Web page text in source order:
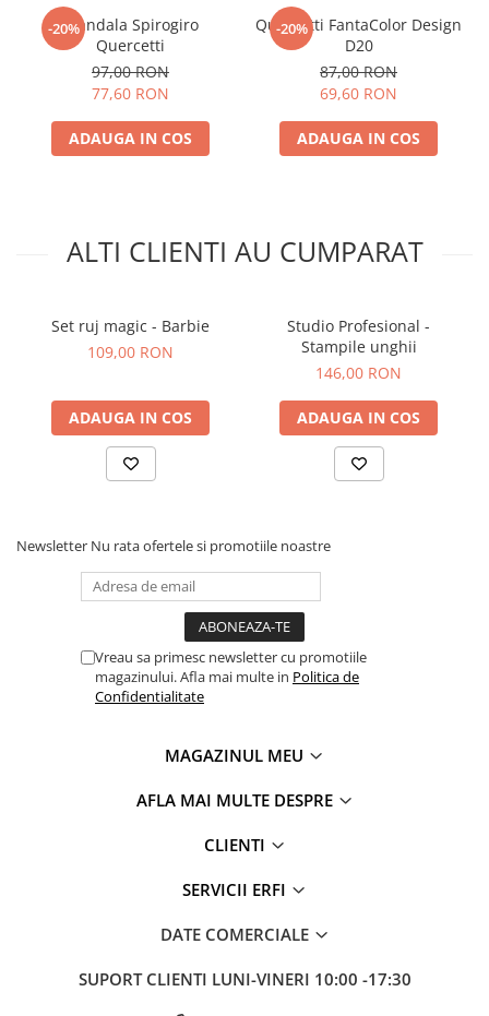
-20%Mandala Spirogiro
Quercetti
97,00 RON
77,60 RON
ADAUGA IN COS
-20%
Quercetti FantaColor Design
D20
87,00 RON
69,60 RON
ADAUGA IN COS
ALTI CLIENTI AU CUMPARAT
Set ruj magic - Barbie
109,00 RON
ADAUGA IN COS
Studio Profesional -
Stampile unghii
146,00 RON
ADAUGA IN COS
Newsletter Nu rata ofertele si promotiile noastre
Vreau sa primesc newsletter cu promotiile
magazinului. Afla mai multe in Politica de
Confidentialitate
MAGAZINUL MEU
AFLA MAI MULTE DESPRE
CLIENTI
SERVICII ERFI
DATE COMERCIALE
SUPORT CLIENTI LUNI-VINERI 10:00 -17:30